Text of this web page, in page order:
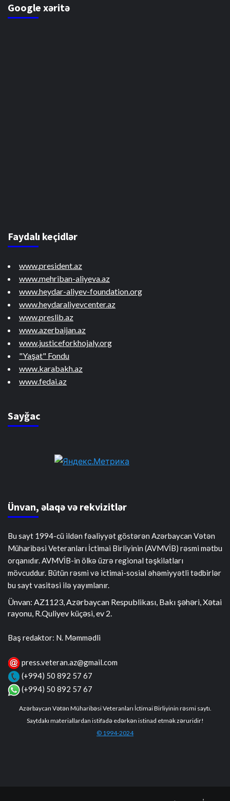
Google xəritə
Faydalı keçidlər
www.president.az
www.mehriban-aliyeva.az
www.heydar-aliyev-foundation.org
www.heydaraliyevcenter.az
www.preslib.az
www.azerbaijan.az
www.justiceforkhojaly.org
"Yaşat" Fondu
www.karabakh.az
www.fedai.az
Sayğac
Ünvan, əlaqə və rekvizitlər
Bu sayt 1994-cü ildən fəaliyyət göstərən Azərbaycan Vətən
Müharibəsi Veteranları İctimai Birliyinin (AVMVİB) rəsmi mətbu
orqanıdır. AVMVİB-in ölkə üzrə regional təşkilatları
mövcuddur. Bütün rəsmi və ictimai-sosial əhəmiyyətli tədbirlər
bu sayt vasitəsi ilə yayımlanır.
Ünvan: AZ1123, Azərbaycan Respublikası, Bakı şəhəri, Xətai
rayonu, R.Quliyev küçəsi, ev 2.
Baş redaktor: N. Məmmədli
press.veteran.az@gmail.com
(+994) 50 892 57 67
(+994) 50 892 57 67
Azərbaycan Vətən Müharibəsi Veteranları İctimai Birliyinin rəsmi saytı.
Saytdakı materiallardan istifadə edərkən istinad etmək zəruridir!
© 1994-2024